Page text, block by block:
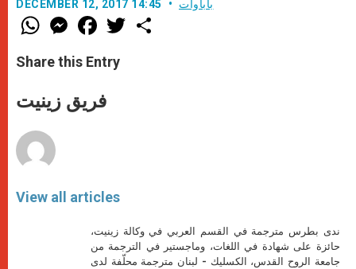
DECEMBER 12, 2017 14:45 باباوات
W
h
t
s
p
p
M
e
s
e
g
e
F
a
e
b
o
k
w
Share this Entry
فريق زينيت
View all articles
ندى بطرس مترجمة في القسم العربي في وكالة زينيت،
حائزة على شهادة في اللغات، وماجستير في الترجمة من
جامعة الروح القدس، الكسليك - لبنان مترجمة محلّفة لدى